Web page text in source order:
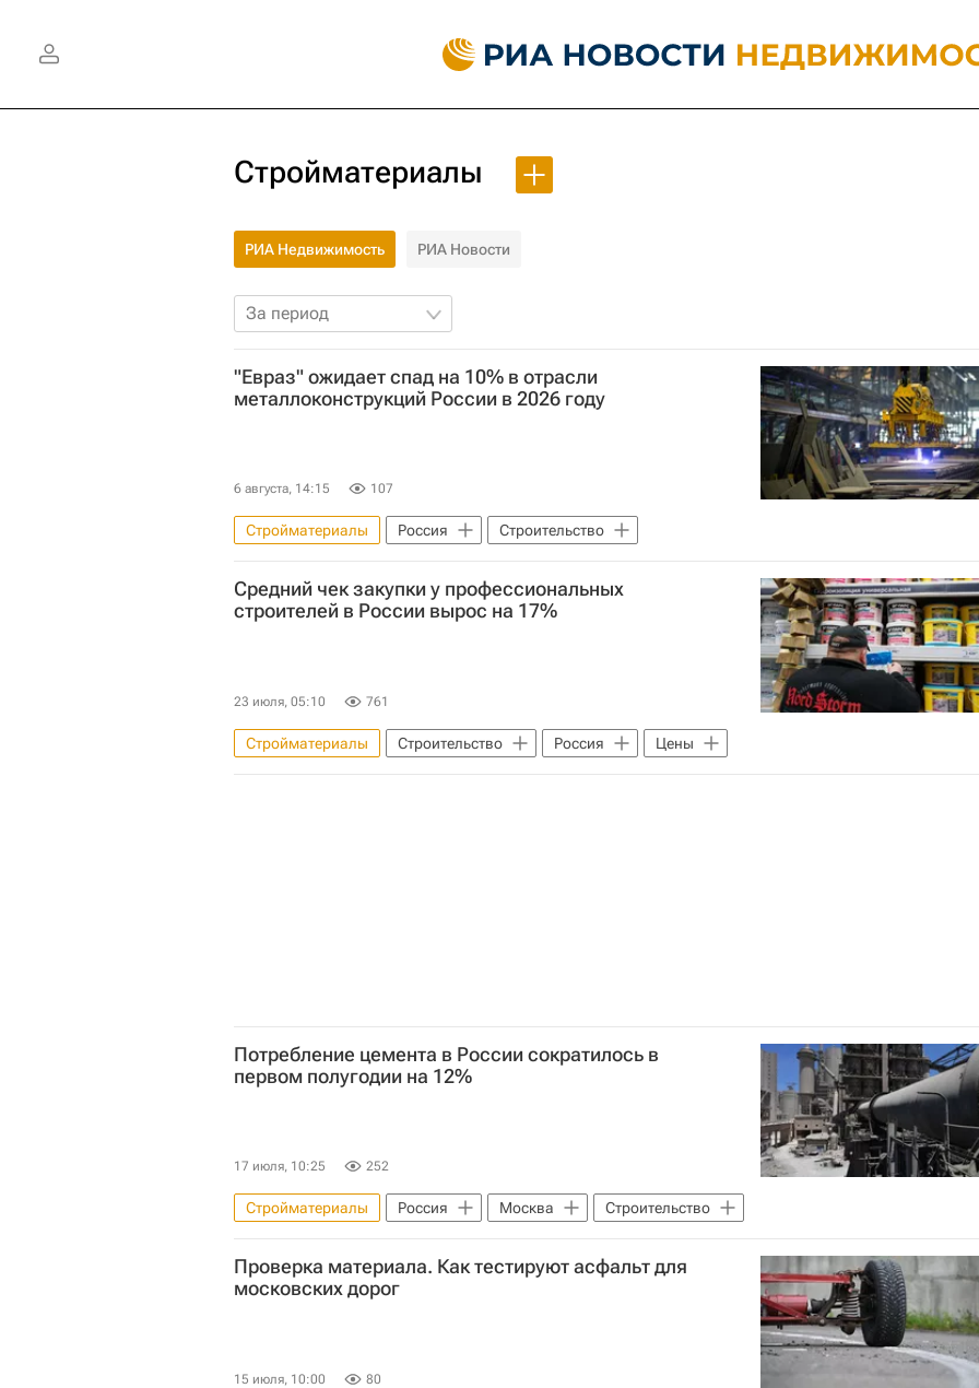
Стройматериалы
РИА Недвижимость РИА Новости
За период
"Евраз" ожидает спад на 10% в отрасли
металлоконструкций России в 2026 году
6 августа, 14:15 107
Стройматериалы Россия Строительство
Средний чек закупки у профессиональных
строителей в России вырос на 17%
23 июля, 05:10 761
Стройматериалы Строительство Россия Цены
Потребление цемента в России сократилось в
первом полугодии на 12%
17 июля, 10:25 252
Стройматериалы Россия Москва Строительство
Проверка материала. Как тестируют асфальт для
московских дорог
15 июля, 10:00 80